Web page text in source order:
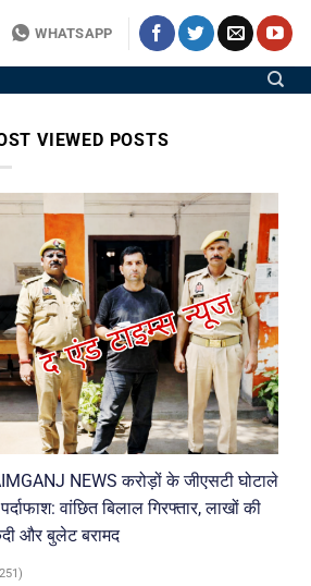
WHATSAPP
VIEWED POSTS
NEWS करोड़ों के जीएसटी घोटाले
वांछित बिलाल गिरफ्तार, लाखों की
और बुलेट बरामद